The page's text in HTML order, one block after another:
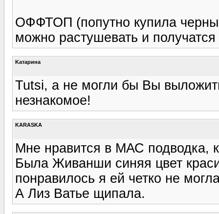
ОФФТОП (попутно купила
можно растушевать и
Kатарина
Tutsi, а не могли бы Вы
незнакомое!
KARASKA
Мне нравится в МАС подводка,
Была Живанши синяя цвет
понравилось я ей четко не
А Лиз Ватье щипала.